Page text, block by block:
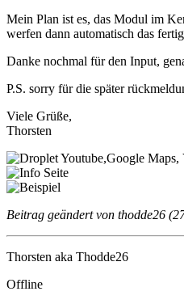
Mein Plan ist es, das Modul im
werfen dann automatisch das
Danke nochmal für den Input,
P.S. sorry für die später
Viele Grüße,
Thorsten
Beitrag geändert von thodde26
Thorsten aka Thodde26
Offline